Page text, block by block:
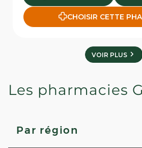
CHOISIR CETTE
VOIR PLUS
Les pharmacies
Par région